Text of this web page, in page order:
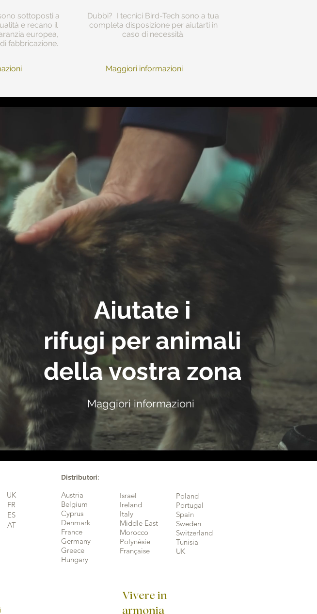
sottoposti a
e recano il
europea,
fabbricazione.
Dubbi? I tecnici Bird-Tech sono a tua
completa disposizione per aiutarti in
caso di necessità.
Maggiori informazioni
Aiutate i
rifugiper animali
della vostra zona
Maggiori informazioni
UK
FR
ES
AT
Distributori:
Austria
Belgium
Cyprus
Denmark
France
Germany
Greece
Hungary
Israel
Ireland
Italy
Middle East
Morocco
Polynésie
Française
Poland
Portugal
Spain
Sweden
Switzerland
Tunisia
UK
Vivere in
armonia